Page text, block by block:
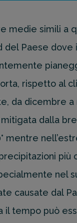
medie simili a
Paese dove
rispetto al
da dicembre
dalla
più
nel
causate dal
tempo può